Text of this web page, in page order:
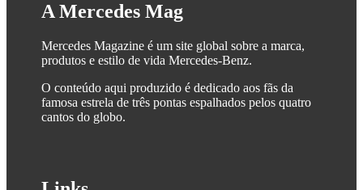
A Mercedes Mag
Mercedes Magazine é um site global sobre a marca,
produtos e estilo de vida Mercedes-Benz.
O conteúdo aqui produzido é dedicado aos fãs da
famosa estrela de três pontas espalhados pelos quatro
cantos do globo.